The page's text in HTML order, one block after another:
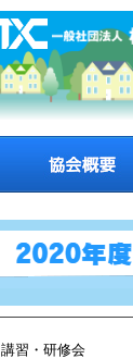
講習・研修会